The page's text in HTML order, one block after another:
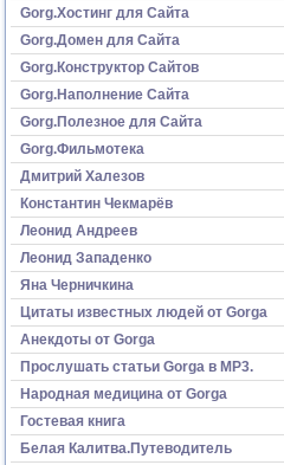
Gorg.Хостинг для Сайта
Gorg.Домен для Сайта
Gorg.Конструктор Сайтов
Gorg.Наполнение Сайта
Gorg.Полезное для Сайта
Gorg.Фильмотека
Дмитрий Халезов
Константин Чекмарёв
Леонид Андреев
Леонид Западенко
Яна Черничкина
Цитаты известных людей от Gorga
Анекдоты от Gorga
Прослушать статьи Gorga в МР3.
Народная медицина от Gorga
Гостевая книга
Белая Калитва.Путеводитель